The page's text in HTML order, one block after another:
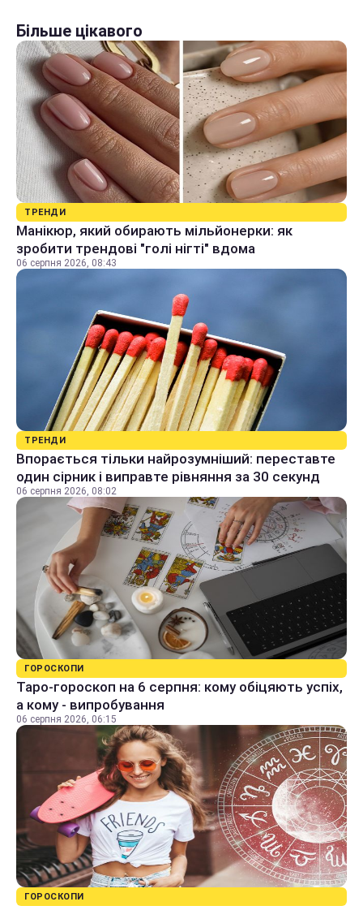
Більше цікавого
ТРЕНДИ
Манікюр, який обирають мільйонерки: як
зробити трендові "голі нігті" вдома
06 серпня 2026, 08:43
ТРЕНДИ
Впорається тільки найрозумніший: переставте
один сірник і виправте рівняння за 30 секунд
06 серпня 2026, 08:02
ГОРОСКОПИ
Таро-гороскоп на 6 серпня: кому обіцяють успіх,
а кому - випробування
06 серпня 2026, 06:15
ГОРОСКОПИ